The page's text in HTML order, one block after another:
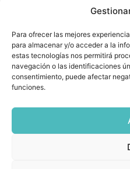
Para ofrecer las mejores
para almacenar y/o acceder a la
estas tecnologías nos permitirá
navegación o las identificaciones
consentimiento, puede afectar
funciones.